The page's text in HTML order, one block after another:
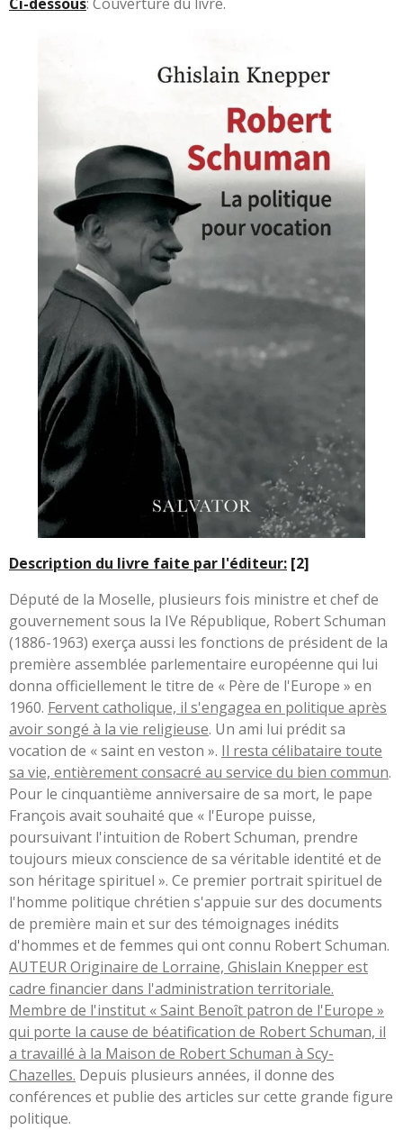
Description du livre faite par l'éditeur: [2]
Député de la Moselle, plusieurs fois ministre et chef de
gouvernement sous la IVe République, Robert Schuman
(1886-1963) exerça aussi les fonctions de président de la
première assemblée parlementaire européenne qui lui
donna officiellement le titre de « Père de l'Europe » en
1960. Fervent catholique, il s'engagea en politique après
avoir songé à la vie religieuse. Un ami lui prédit sa
vocation de « saint en veston ». Il resta célibataire toute
sa vie, entièrement consacré au service du bien commun.
Pour le cinquantième anniversaire de sa mort, le pape
François avait souhaité que « l'Europe puisse,
poursuivant l'intuition de Robert Schuman, prendre
toujours mieux conscience de sa véritable identité et de
son héritage spirituel ». Ce premier portrait spirituel de
l'homme politique chrétien s'appuie sur des documents
de première main et sur des témoignages inédits
d'hommes et de femmes qui ont connu Robert Schuman.
AUTEUR Originaire de Lorraine, Ghislain Knepper est
cadre financier dans l'administration territoriale.
Membre de l'institut « Saint Benoît patron de l'Europe »
qui porte la cause de béatification de Robert Schuman, il
a travaillé à la Maison de Robert Schuman à Scy-
Chazelles. Depuis plusieurs années, il donne des
conférences et publie des articles sur cette grande figure
politique.